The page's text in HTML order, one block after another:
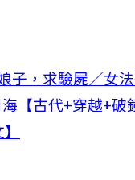
娘子，求驗屍／女
【古代+穿越+破